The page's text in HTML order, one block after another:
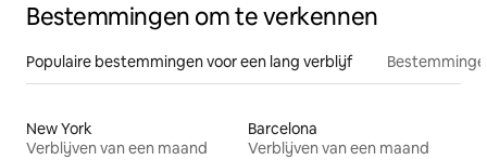
Bestemmingen om te verkennen
Populaire bestemmingen voor een lang verblijf
New York
Verblijven van een maand
Barcelona
Verblijven van een maand